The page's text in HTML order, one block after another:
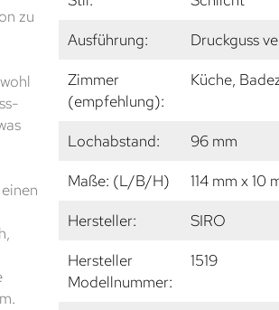
zu
Ausführung:
Druckguss
Zimmer
(empfehlung):
Küche,
Lochabstand:
96 mm
Maße: (L/B/H)
114 mm x 10
Hersteller:
SIRO
Hersteller
Modellnummer:
1519